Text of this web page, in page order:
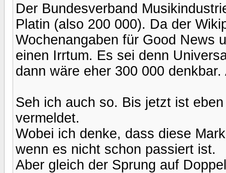
Der Bundesverband
Platin (also 200 000). Da der
Wochenangaben für Good News
einen Irrtum. Es sei denn
dann wäre eher 300 000
Seh ich auch so. Bis jetzt ist
vermeldet.
Wobei ich denke, dass diese
wenn es nicht schon passiert ist.
Aber gleich der Sprung auf